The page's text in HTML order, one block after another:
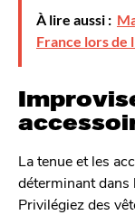
À lire aussi :
France lors de
La tenue et les
déterminant dans
Privilégiez des